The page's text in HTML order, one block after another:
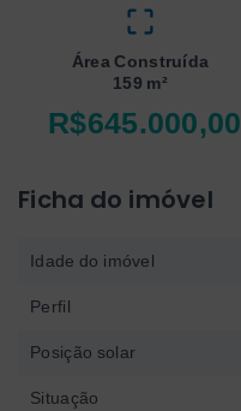
Área Construída
159 m²
R$645.000,00
Ficha do imóvel
Idade do imóvel
Perfil
Posição solar
Situação